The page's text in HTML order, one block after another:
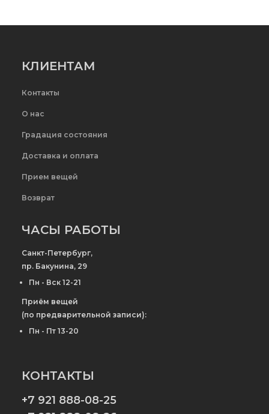
КЛИЕНТАМ
Контакты
О нас
Градация состояния
Доставка и оплата
Прием вещей
Возврат
ЧАСЫ РАБОТЫ
Санкт-Петербург,
пр. Бакунина, 29
Пн - Вск 12-21
Приём вещей
(по предварительной записи):
Пн - Пт 13-20
КОНТАКТЫ
+7 921 888-08-25